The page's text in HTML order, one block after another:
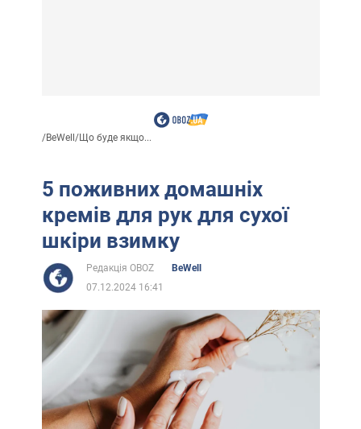
/BeWell/Що буде якщо...
5 поживних домашніх
кремів для рук для сухої
шкіри взимку
Редакція OBOZ
BeWell
07.12.2024 16:41